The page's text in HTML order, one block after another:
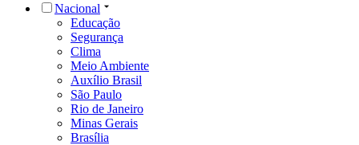
Nacional
Educação
Segurança
Clima
Meio Ambiente
Auxílio Brasil
São Paulo
Rio de Janeiro
Minas Gerais
Brasília